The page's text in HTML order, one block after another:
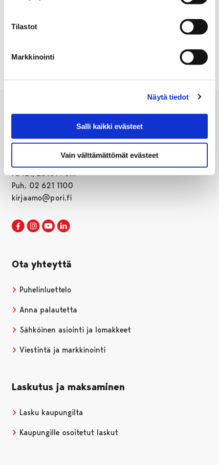
Tilastot
Markkinointi
Näytä tiedot
Salli kaikki evästeet
Vain välttämättömät evästeet
Silmäs ruskea väri tuo ei tylsä oo.
Porin kaupunki
PL 121, 28101 PORI
Puh. 02 621 1100
kirjaamo@pori.fi
Porin kaupunki Facebookissa
Avautuu uudessa välilehdessä
Porin kaupunki Instagramissa
Avautuu uudessa välilehdessä
Porin kaupunki Youtubessa
Avautuu uudessa välilehdessä
Ota yhteyttä
Puhelinluettelo
Anna palautetta
Sähköinen asiointi ja lomakkeet
Viestintä ja markkinointi
Laskutus ja maksaminen
Lasku kaupungilta
Kaupungille osoitetut laskut